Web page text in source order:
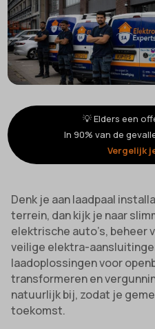
💡 Elders een
In 90% van de
Vergelijk
Denk je aan laadpaal
terrein, dan kijk je naar
elektrische auto’s, beheer
veilige elektra-
laadoplossingen voor
transformeren en
natuurlijk bij, zodat je
toekomst.